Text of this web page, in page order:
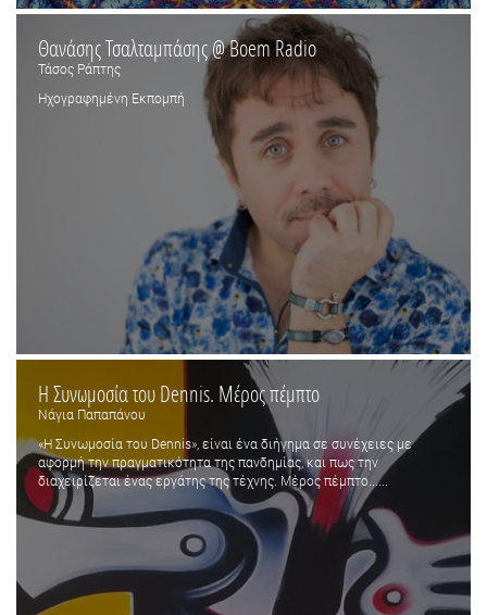
Θανάσης Τσαλταμπάσης @ Boem Radio
Τάσος Ράπτης
Ηχογραφημένη Εκπομπή
Η Συνωμοσία του Dennis. Μέρος πέμπτο
Νάγια Παπαπάνου
«Η Συνωμοσία του Dennis», είναι ένα διήγημα σε συνέχειες με
αφορμή την πραγματικότητα της πανδημίας, και πως την
διαχειρίζεται ένας εργάτης της τέχνης. Μέρος πέμπτο......